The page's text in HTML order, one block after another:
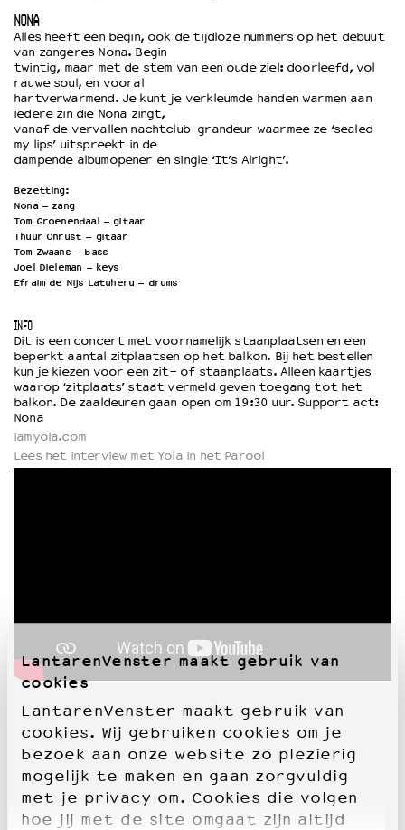
LantarenVenster maakt gebruik van
cookies
LantarenVenster maakt gebruik van
cookies. Wij gebruiken cookies om je
bezoek aan onze website zo plezierig
mogelijk te maken en gaan zorgvuldig
met je privacy om. Cookies die volgen
hoe jij met de site omgaat zijn altijd
NONA
Alles heeft een begin, ook de tijdloze nummers op het debuut
van zangeres Nona. Begin
twintig, maar met de stem van een oude ziel: doorleefd, vol
rauwe soul, en vooral
hartverwarmend. Je kunt je verkleumde handen warmen aan
iedere zin die Nona zingt,
vanaf de vervallen nachtclub-grandeur waarmee ze ‘sealed
my lips’ uitspreekt in de
dampende albumopener en single ‘It’s Alright’.
Bezetting:
Nona – zang
Tom Groenendaal – gitaar
Thuur Onrust – gitaar
Tom Zwaans – bass
Joel Dieleman – keys
Efraim de Nijs Latuheru – drums
INFO
Dit is een concert met voornamelijk staanplaatsen en een
beperkt aantal zitplaatsen op het balkon. Bij het bestellen
kun je kiezen voor een zit- of staanplaats. Alleen kaartjes
waarop ‘zitplaats’ staat vermeld geven toegang tot het
balkon. De zaaldeuren gaan open om 19:30 uur. Support act:
Nona
iamyola.com
Lees het interview met Yola in het Parool